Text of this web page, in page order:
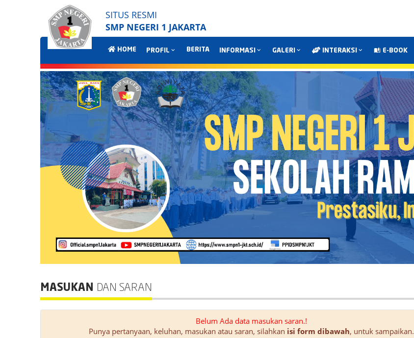
SITUS RESMI
SMP NEGERI 1 JAKARTA
HOME PROFIL BERITA INFORMASI GALERI INTERAKSI E-BOOK
MASUKAN DAN SARAN
Belum Ada data masukan saran.!
Punya pertanyaan, keluhan, masukan atau saran, silahkan isi form dibawah, untuk sampaikan.